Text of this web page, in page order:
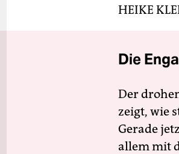
HEIKE
Die
Der
zeigt, wie
Gerade
allem mit